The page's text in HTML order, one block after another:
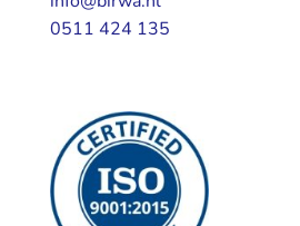
0511 424 135